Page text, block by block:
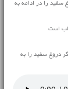
را در ادامه به
است
دروغ سفید را به